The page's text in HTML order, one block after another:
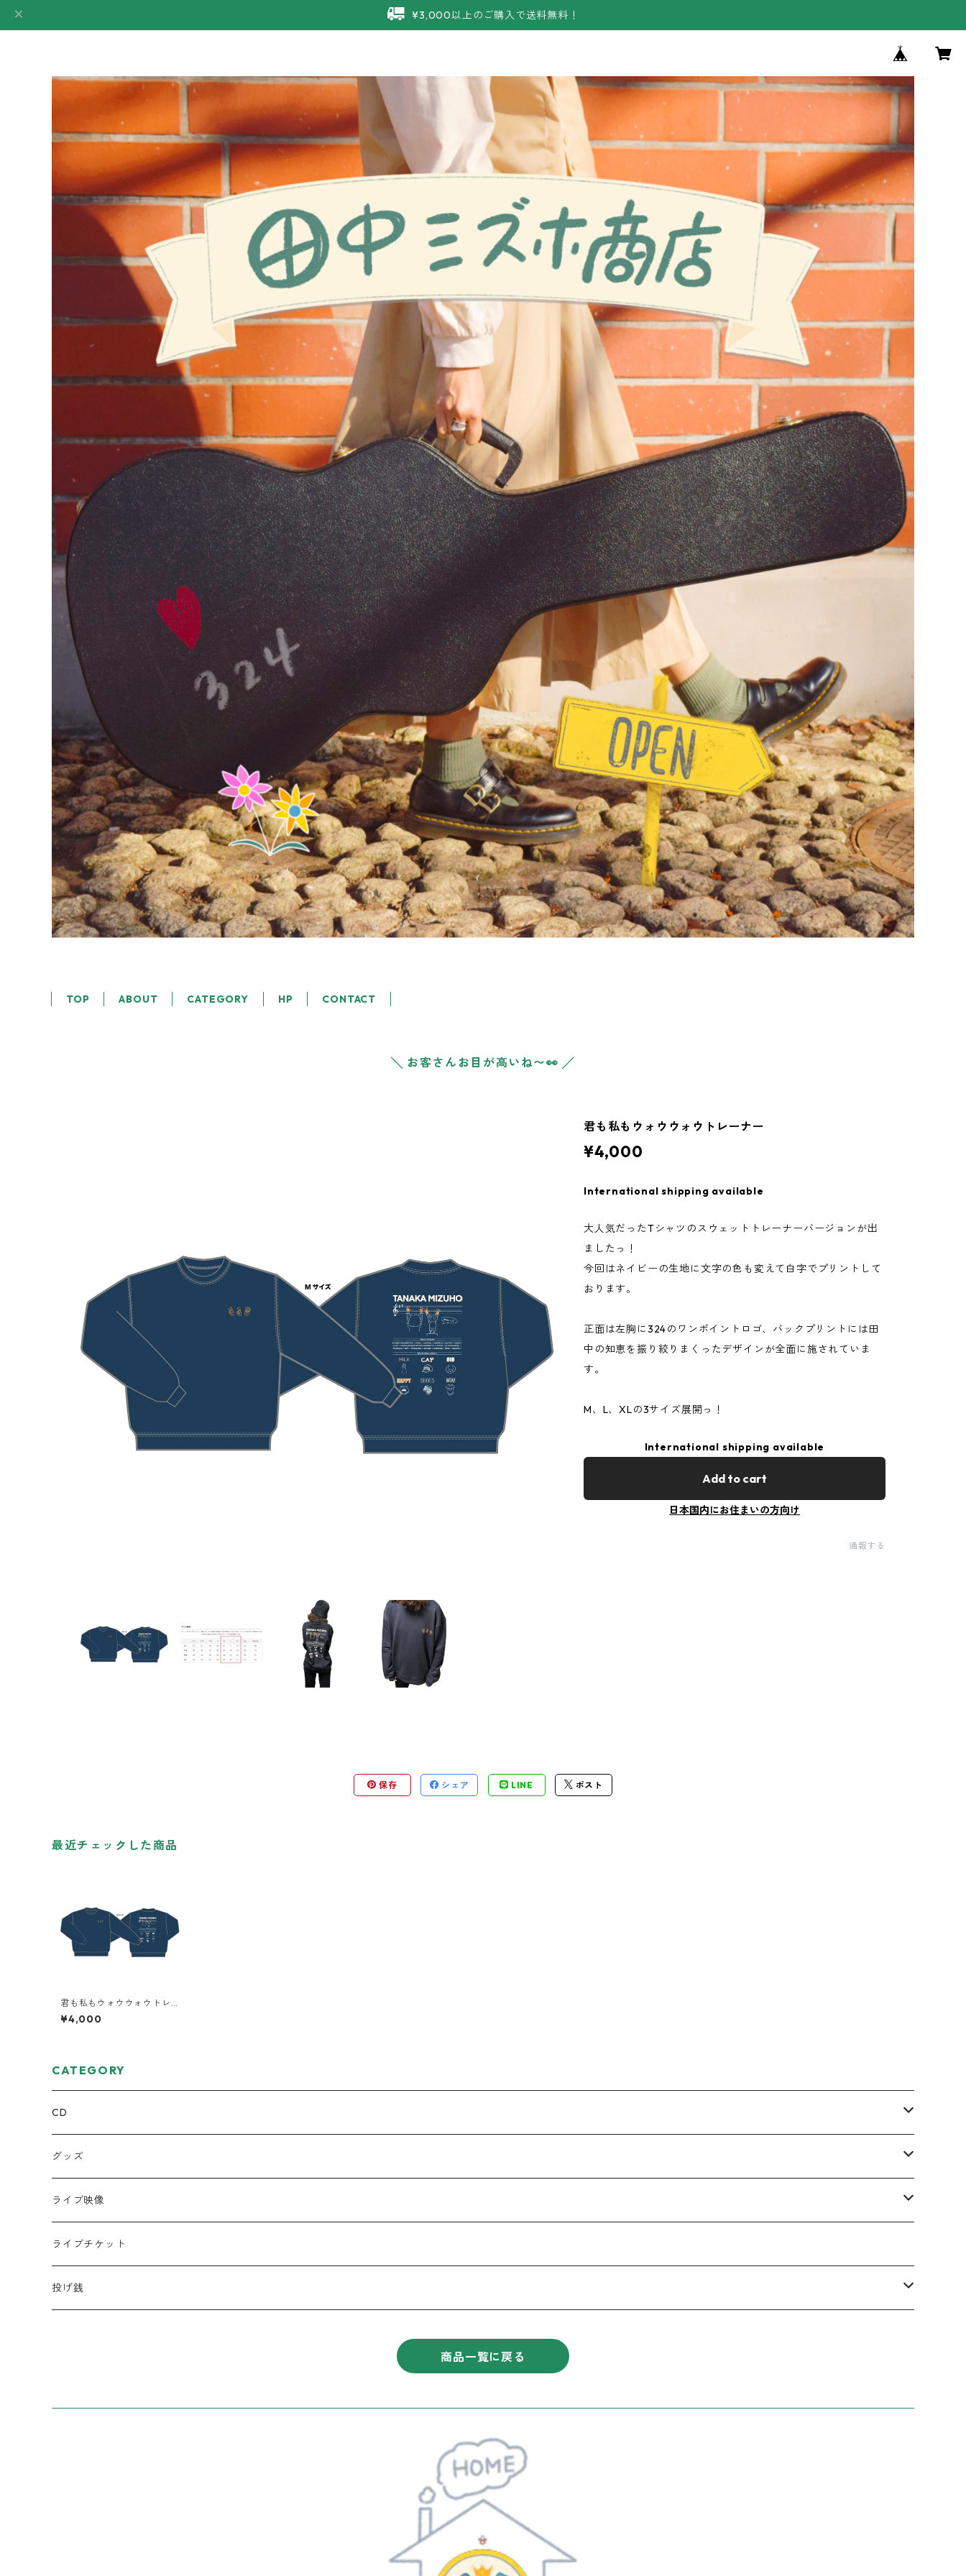
¥3,000以上のご購入で送料無料！
TOP ABOUT CATEGORY HP CONTACT
╲ お客さんお目が高いね〜👀 ╱
君も私もウォウウォウトレーナー
¥4,000
International shipping available
大人気だったTシャツのスウェットトレーナーバージョンが出
ましたっ！
今回はネイビーの生地に文字の色も変えて白字でプリントして
おります。
正面は左胸に324のワンポイントロゴ、バックプリントには田
中の知恵を振り絞りまくったデザインが全面に施されていま
す。
M、L、XLの3サイズ展開っ！
International shipping available
Add to cart
日本国内にお住まいの方向け
通報する
保存 シェア LINE ポスト
最近チェックした商品
君も私もウォウウォウトレ
ーナー
¥4,000
CATEGORY
CD
ミニアルバム
宅レコCD
フルアルバム
コラボCD
グッズ
Tシャツ
半袖
ロンT
絵本
キーホルダー
ライブ映像
DVD
データ
ライブチケット
投げ銭
商品一覧に戻る